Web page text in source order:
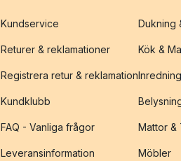
Kundservice
Returer & reklamationer
Registrera retur & reklamation
Kundklubb
FAQ - Vanliga frågor
Leveransinformation
Dukning
Kök &
Inredning
Mattor &
Möbler